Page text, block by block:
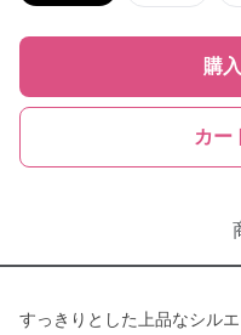
購
カー
すっきりとした上品なシル